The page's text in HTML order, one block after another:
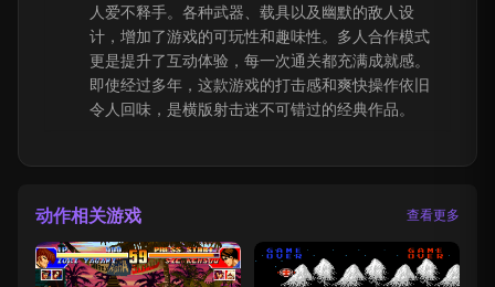
人爱不释手。各种武器、载具以及幽默的敌人设
计，增加了游戏的可玩性和趣味性。多人合作模式
更是提升了互动体验，每一次通关都充满成就感。
即使经过多年，这款游戏的打击感和爽快操作依旧
令人回味，是横版射击迷不可错过的经典作品。
动作相关游戏 查看更多